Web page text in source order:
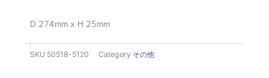
D 274mm x H 25mm
SKU 50518-5120 Category その他